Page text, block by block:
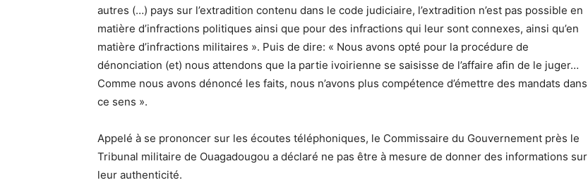
autres (…) pays sur l’extradition contenu dans le code judiciaire, l’extradition n’est pas possible en
matière d’infractions politiques ainsi que pour des infractions qui leur sont connexes, ainsi qu’en
matière d’infractions militaires ». Puis de dire: « Nous avons opté pour la procédure de
dénonciation (et) nous attendons que la partie ivoirienne se saisisse de l’affaire afin de le juger…
Comme nous avons dénoncé les faits, nous n’avons plus compétence d’émettre des mandats dans
ce sens ».
Appelé à se prononcer sur les écoutes téléphoniques, le Commissaire du Gouvernement près le
Tribunal militaire de Ouagadougou a déclaré ne pas être à mesure de donner des informations sur
leur authenticité.